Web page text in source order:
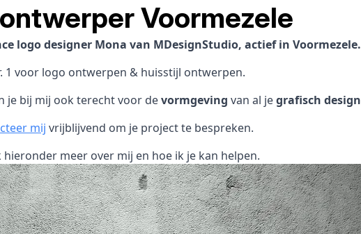
Voormezele
logo designer Mona van MDesignStudio, actief in Voormezele.
1 voor logo ontwerpen & huisstijl ontwerpen.
je bij mij ook terecht voor devormgeving van al jegrafisch design
mij vrijblijvend om je project te bespreken.
hieronder meer over mij en hoe ik je kan helpen.